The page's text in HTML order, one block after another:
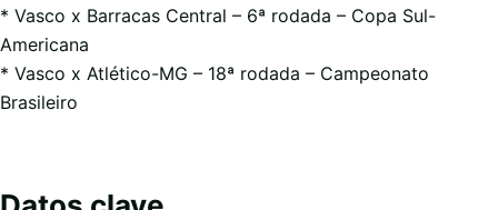
* Vasco x Barracas Central – 6ª rodada – Copa Sul-
Americana
* Vasco x Atlético-MG – 18ª rodada – Campeonato
Brasileiro